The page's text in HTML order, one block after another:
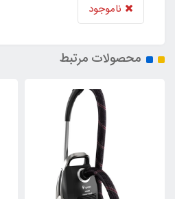
ناموجود
محصولات مرتبط